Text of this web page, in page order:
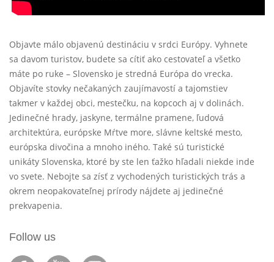
Objavte málo objavenú destináciu v srdci Európy. Vyhnete
sa davom turistov, budete sa cítiť ako cestovateľ a všetko
máte po ruke – Slovensko je stredná Európa do vrecka.
Objavíte stovky nečakaných zaujímavostí a tajomstiev
takmer v každej obci, mestečku, na kopcoch aj v dolinách.
Jedinečné hrady, jaskyne, termálne pramene, ľudová
architektúra, európske Mŕtve more, slávne keltské mesto,
európska divočina a mnoho iného. Také sú turistické
unikáty Slovenska, ktoré by ste len ťažko hľadali niekde inde
vo svete. Nebojte sa zísť z vychodených turistických trás a
okrem neopakovateľnej prírody nájdete aj jedinečné
prekvapenia.
Follow us